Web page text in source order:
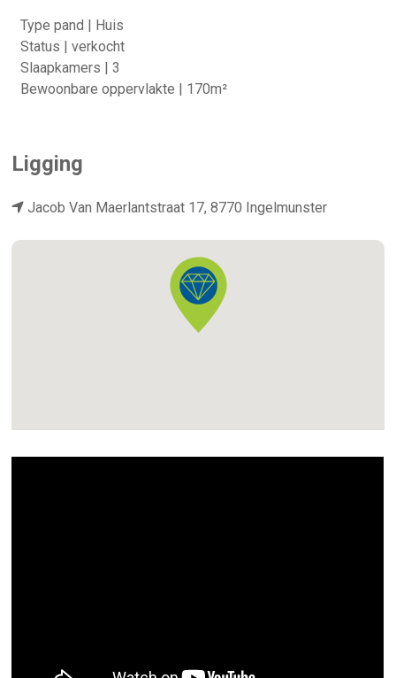
Type pand | Huis
Status | verkocht
Slaapkamers | 3
Bewoonbare oppervlakte | 170m²
Ligging
Jacob Van Maerlantstraat 17, 8770 Ingelmunster